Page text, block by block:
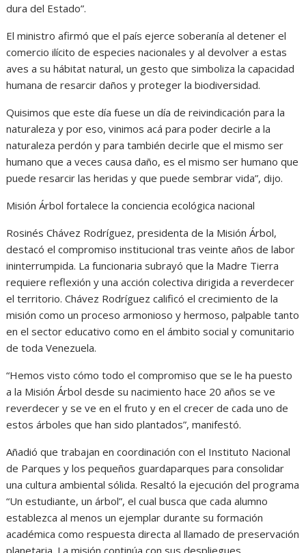
dura del Estado”.
El ministro afirmó que el país ejerce soberanía al detener el
comercio ilícito de especies nacionales y al devolver a estas
aves a su hábitat natural, un gesto que simboliza la capacidad
humana de resarcir daños y proteger la biodiversidad.
Quisimos que este día fuese un día de reivindicación para la
naturaleza y por eso, vinimos acá para poder decirle a la
naturaleza perdón y para también decirle que el mismo ser
humano que a veces causa daño, es el mismo ser humano que
puede resarcir las heridas y que puede sembrar vida”, dijo.
Misión Árbol fortalece la conciencia ecológica nacional
Rosinés Chávez Rodríguez, presidenta de la Misión Árbol,
destacó el compromiso institucional tras veinte años de labor
ininterrumpida. La funcionaria subrayó que la Madre Tierra
requiere reflexión y una acción colectiva dirigida a reverdecer
el territorio. Chávez Rodríguez calificó el crecimiento de la
misión como un proceso armonioso y hermoso, palpable tanto
en el sector educativo como en el ámbito social y comunitario
de toda Venezuela.
“Hemos visto cómo todo el compromiso que se le ha puesto
a la Misión Árbol desde su nacimiento hace 20 años se ve
reverdecer y se ve en el fruto y en el crecer de cada uno de
estos árboles que han sido plantados”, manifestó.
Añadió que trabajan en coordinación con el Instituto Nacional
de Parques y los pequeños guardaparques para consolidar
una cultura ambiental sólida. Resaltó la ejecución del programa
“Un estudiante, un árbol”, el cual busca que cada alumno
establezca al menos un ejemplar durante su formación
académica como respuesta directa al llamado de preservación
planetaria. La misión continúa con sus despliegues